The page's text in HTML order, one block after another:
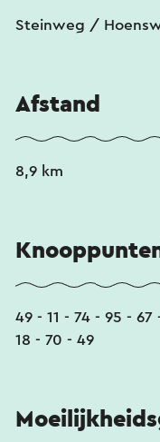
Steinweg /
Afstand
8,9 km
49 - 11 - 74 - 95 -
18 - 70 - 49